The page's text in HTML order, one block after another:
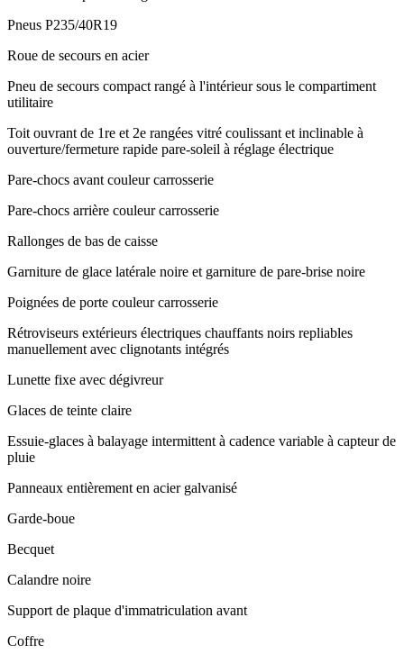
Pneus P235/40R19
Roue de secours en acier
Pneu de secours compact rangé à l'intérieur sous le compartiment
utilitaire
Toit ouvrant de 1re et 2e rangées vitré coulissant et inclinable à
ouverture/fermeture rapide pare-soleil à réglage électrique
Pare-chocs avant couleur carrosserie
Pare-chocs arrière couleur carrosserie
Rallonges de bas de caisse
Garniture de glace latérale noire et garniture de pare-brise noire
Poignées de porte couleur carrosserie
Rétroviseurs extérieurs électriques chauffants noirs repliables
manuellement avec clignotants intégrés
Lunette fixe avec dégivreur
Glaces de teinte claire
Essuie-glaces à balayage intermittent à cadence variable à capteur de
pluie
Panneaux entièrement en acier galvanisé
Garde-boue
Becquet
Calandre noire
Support de plaque d'immatriculation avant
Coffre